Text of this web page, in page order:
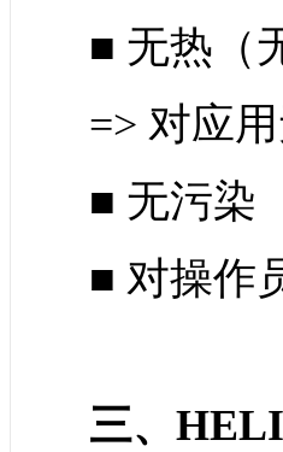
■ 无热（
=> 对应
■ 无污染
■ 对操作
三、